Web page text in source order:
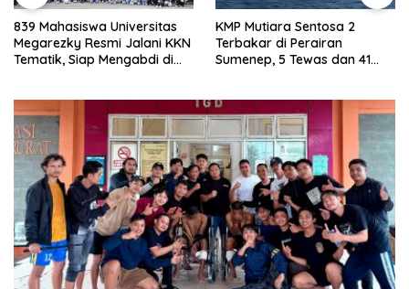
839 Mahasiswa Universitas
Megarezky Resmi Jalani KKN
Tematik, Siap Mengabdi di
KMP Mutiara Sentosa 2
Terbakar di Perairan
Sumenep, 5 Tewas dan 41